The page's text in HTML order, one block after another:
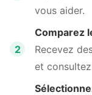
vous aider.
2
Comparez
Recevez
et